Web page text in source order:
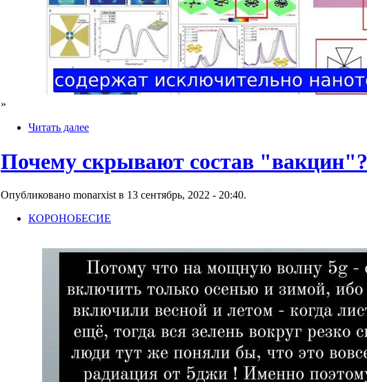
»
Читать далее
Почему скрывают состав "вакцин"?
Опубликовано monarxist в 13 сентябрь, 2022 - 20:40.
КОРОНОБЕСИЕ